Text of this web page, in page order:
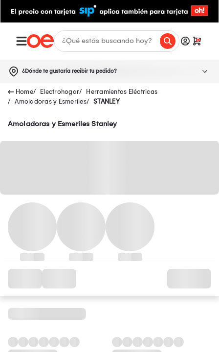
0
¿Dónde te gustaría recibir tu pedido?
Electrohogar
Herramientas Eléctricas
Amoladoras y Esmeriles
STANLEY
Amoladoras y Esmeriles Stanley